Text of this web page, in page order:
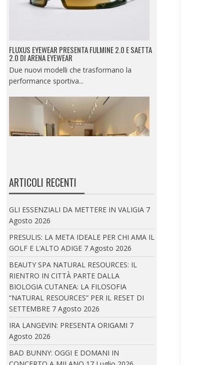
Due nuovi modelli che trasformano la
ELEVENTY: INAUGURATA LA NUOVA BOUTIQUE A
Eleventy ha inaugurato l’apertura di una
nuova boutique...
ISTITUTO MARANGONI MILANO PRESENTA LA
SUMMER EXPERIENCE
ARTICOLI RECENTI
GLI ESSENZIALI DA METTERE IN VALIGIA 7
Agosto 2026
PRESULIS: LA META IDEALE PER CHI AMA IL
GOLF E L’ALTO ADIGE 7 Agosto 2026
BEAUTY SPA NATURAL RESOURCES: IL
RIENTRO IN CITTÀ PARTE DALLA
BIOLOGIA CUTANEA: LA FILOSOFIA
“NATURAL RESOURCES” PER IL RESET DI
SETTEMBRE 7 Agosto 2026
IRA LANGEVIN: PRESENTA ORIGAMI 7
Agosto 2026
BAD BUNNY: OGGI E DOMANI IN